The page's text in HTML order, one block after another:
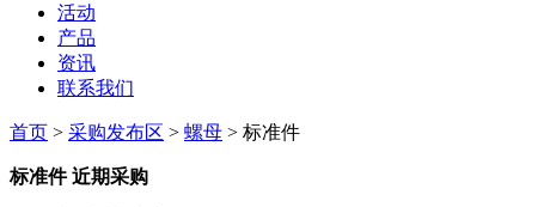
活动
产品
资讯
联系我们
首页 > 采购发布区 > 螺母 > 标准件
标准件 近期采购